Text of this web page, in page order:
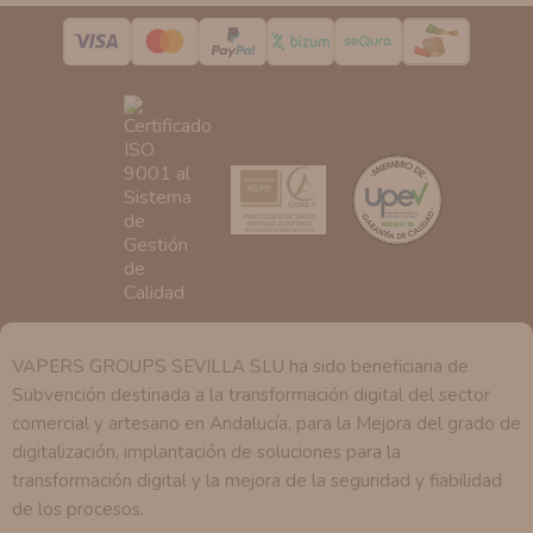
pedimos.
Derechos:
Tiene derecho a saber qué información
tenemos sobre usted, corregirla y eliminarla, tal y como
se explica en la información adicional disponible en
nuestra página web.
VAPERS GROUPS SEVILLA SLU ha sido beneficiaria de
Subvención destinada a la transformación digital del sector
comercial y artesano en Andalucía, para la Mejora del grado de
digitalización, implantación de soluciones para la
transformación digital y la mejora de la seguridad y fiabilidad
de los procesos.